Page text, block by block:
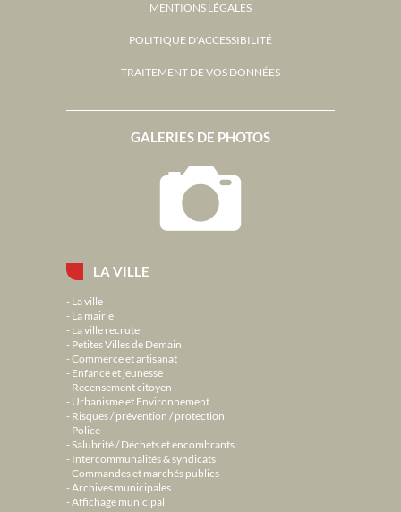
LA VILLE
La ville
La mairie
La ville recrute
Petites Villes de Demain
Commerce et artisanat
Enfance et jeunesse
Recensement citoyen
Urbanisme et Environnement
Risques / prévention / protection
Police
Salubrité / Déchets et encombrants
Intercommunalités & syndicats
Commandes et marchés publics
Archives municipales
Affichage municipal
GALERIES DE PHOTOS
MENTIONS LÉGALES
POLITIQUE D'ACCESSIBILITÉ
TRAITEMENT DE VOS DONNÉES